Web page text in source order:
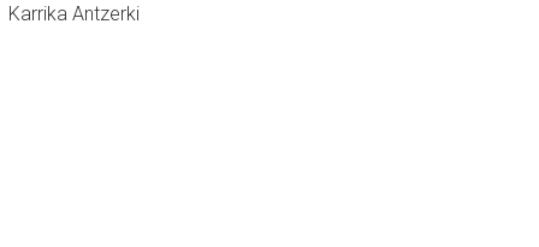
Karrika Antzerki